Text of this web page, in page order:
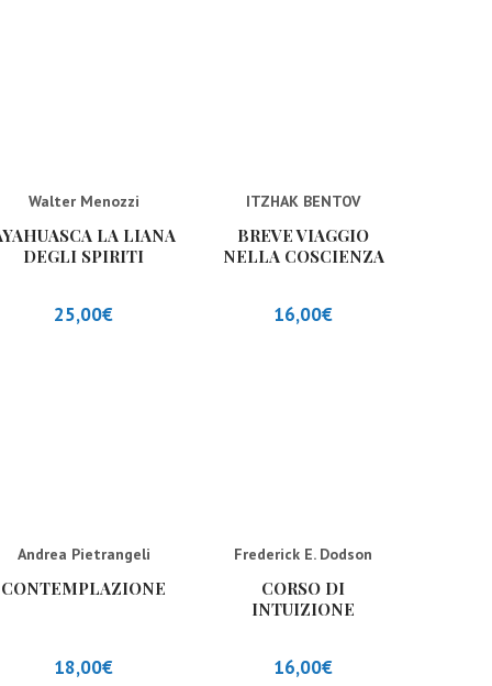
Walter Menozzi
LA LIANA
DEGLI SPIRITI
25,00€
ITZHAK BENTOV
BREVE VIAGGIO
NELLA COSCIENZA
16,00€
Andrea Pietrangeli
CONTEMPLAZIONE
18,00€
Frederick E. Dodson
CORSO DI
INTUIZIONE
16,00€